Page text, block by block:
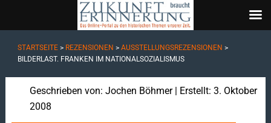
STARTSEITE> REZENSIONEN > AUSSTELLUNGSREZENSIONEN >
BILDERLAST. FRANKEN IM NATIONALSOZIALISMUS
Geschrieben von: Jochen Böhmer| Erstellt: 3. Oktober
2008